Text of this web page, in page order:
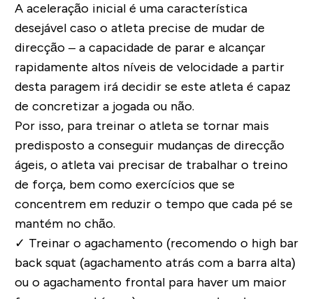
A aceleração inicial é uma característica
desejável caso o atleta precise de mudar de
direcção – a capacidade de parar e alcançar
rapidamente altos níveis de velocidade a partir
desta paragem irá decidir se este atleta é capaz
de concretizar a jogada ou não.
Por isso, para treinar o atleta se tornar mais
predisposto a conseguir mudanças de direcção
ágeis, o atleta vai precisar de trabalhar o treino
de força, bem como exercícios que se
concentrem em reduzir o tempo que cada pé se
mantém no chão.
✓ Treinar o agachamento (recomendo o high bar
back squat (agachamento atrás com a barra alta)
ou o agachamento frontal para haver um maior